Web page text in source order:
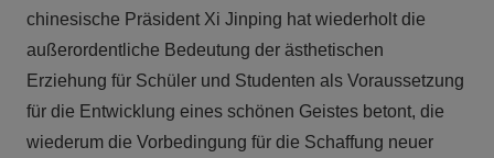
chinesische Präsident Xi Jinping hat wiederholt die
außerordentliche Bedeutung der ästhetischen
Erziehung für Schüler und Studenten als Voraussetzung
für die Entwicklung eines schönen Geistes betont, die
wiederum die Vorbedingung für die Schaffung neuer